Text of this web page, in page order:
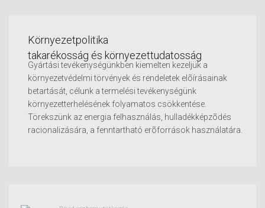
Környezetpolitika
takarékosság és környezettudatosság
Gyártási tevékenységünkben kiemelten kezeljük a
környezetvédelmi törvények és rendeletek elõírásainak
betartását, célunk a termelési tevékenységünk
környezetterhelésének folyamatos csökkentése.
Törekszünk az energia felhasználás, hulladékképzõdés
racionalizására, a fenntartható erõforrások használatára.